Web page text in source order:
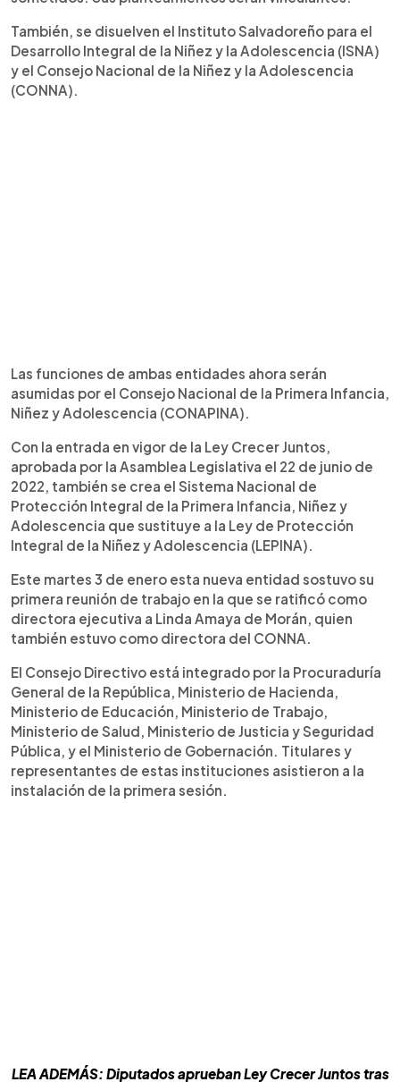
También, se disuelven el Instituto Salvadoreño para el
Desarrollo Integral de la Niñez y la Adolescencia (ISNA)
y el Consejo Nacional de la Niñez y la Adolescencia
(CONNA).
Las funciones de ambas entidades ahora serán
asumidas por el Consejo Nacional de la Primera Infancia,
Niñez y Adolescencia (CONAPINA).
Con la entrada en vigor de la Ley Crecer Juntos,
aprobada por la Asamblea Legislativa el 22 de junio de
2022, también se crea el Sistema Nacional de
Protección Integral de la Primera Infancia, Niñez y
Adolescencia que sustituye a la Ley de Protección
Integral de la Niñez y Adolescencia (LEPINA).
Este martes 3 de enero esta nueva entidad sostuvo su
primera reunión de trabajo en la que se ratificó como
directora ejecutiva a Linda Amaya de Morán, quien
también estuvo como directora del CONNA.
El Consejo Directivo está integrado por la Procuraduría
General de la República, Ministerio de Hacienda,
Ministerio de Educación, Ministerio de Trabajo,
Ministerio de Salud, Ministerio de Justicia y Seguridad
Pública, y el Ministerio de Gobernación. Titulares y
representantes de estas instituciones asistieron a la
instalación de la primera sesión.
LEA ADEMÁS: Diputados aprueban Ley Crecer Juntos tras